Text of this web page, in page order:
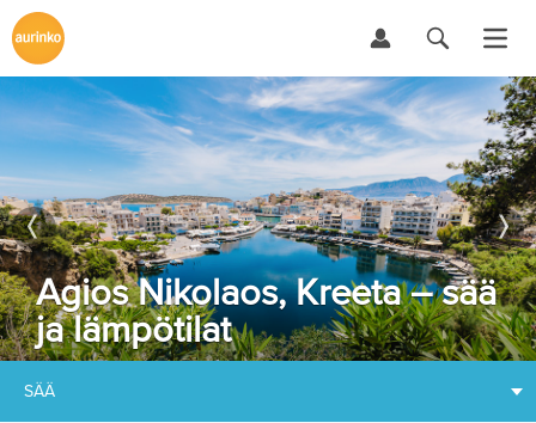
Agios Nikolaos, Kreeta – sää
ja lämpötilat
SÄÄ